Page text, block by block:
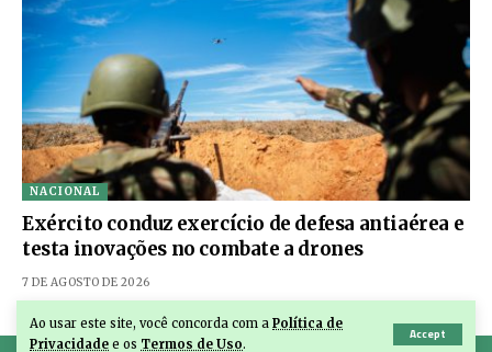
Ao usar este site, você concorda com a Política de
Privacidade e os Termos de Uso.
Accept
NACIONAL
Exército conduz exercício de defesa antiaérea e
testa inovações no combate a drones
7 DE AGOSTO DE 2026